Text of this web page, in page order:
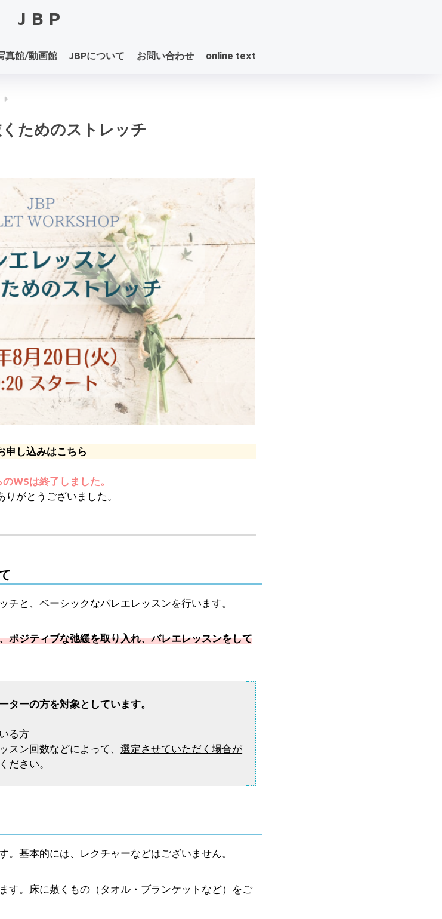
JBP
真館/動画館 JBPについて お問い合わせ online text
ためのストレッチ
申し込みはこちら
WSは終了しました。
りがとうございました。
と、ベーシックなバレエレッスンを行います。
ポジティブな弛緩を取り入れ、バレエレッスンをして
ターの方を対象としています。
る方
スン回数などによって、選定させていただく場合が
ださい。
基本的には、レクチャーなどはございません。
す。床に敷くもの（タオル・ブランケットなど）をご